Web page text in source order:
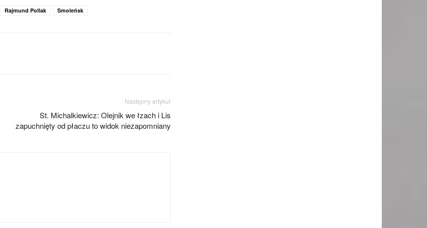
Rajmund Pollak Smoleńsk
Następny artykuł
St. Michalkiewicz: Olejnik we łzach i Lis
zapuchnięty od płaczu to widok niezapomniany